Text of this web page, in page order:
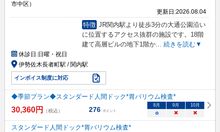
市中区）
更新日:2026.08.04
特徴 JR関内駅より徒歩3分の大通公園沿い
に位置するアクセス抜群の施設です。18階
建て高層ビルの地下1階か... 続きを読む▼
休診日:日曜・祝日
伊勢佐木長者町駅 / 関内駅
インボイス制度に対応
◆季節プラン◆スタンダード人間ドック*胃バリウム検査*
30,360円 （税込） 276 ポイント
8月 9月 10月
○ × ×
スタンダード人間ドック*胃バリウム検査*